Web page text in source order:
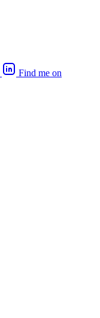
Find me on